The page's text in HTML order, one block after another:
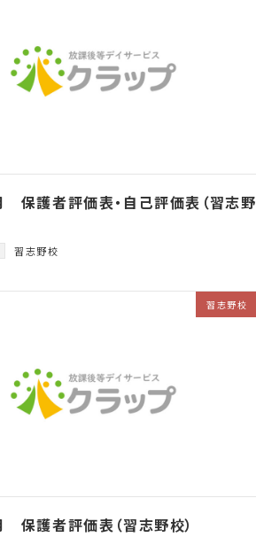
保護者評価表・自己評価表（習志野
習志野校
習志野校
保護者評価表（習志野校）